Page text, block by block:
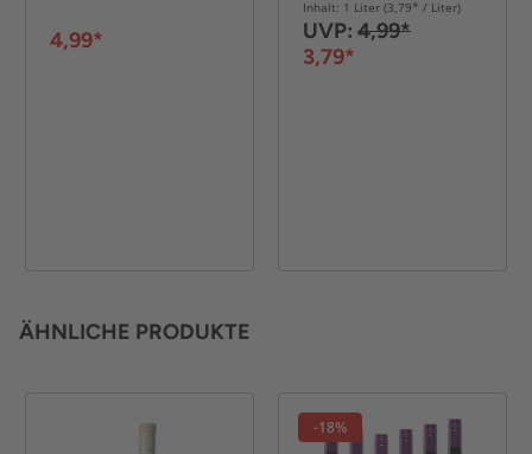
4,99*
Inhalt: 1 Liter (3,79* / Liter)
UVP: 4,99*
3,79*
ÄHNLICHE PRODUKTE
-18%